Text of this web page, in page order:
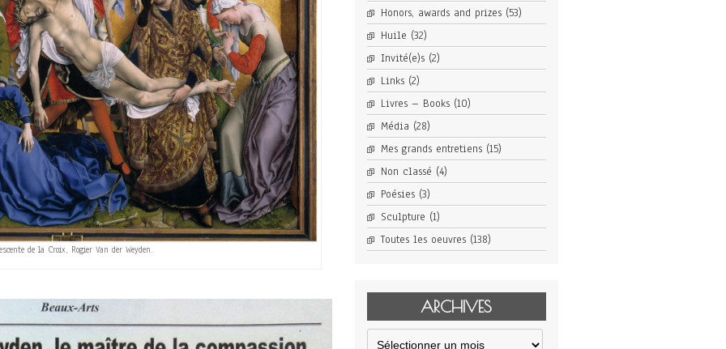
de la Croix, Rogier Van der Weyden.
Honors, awards and prizes(53)
Huile (32)
Invité(e)s(2)
Links(2)
Livres – Books(10)
Média (28)
Mes grands entretiens(15)
Non classé (4)
Poésies(3)
Sculpture (1)
Toutes les oeuvres(138)
ARCHIVES
Archives